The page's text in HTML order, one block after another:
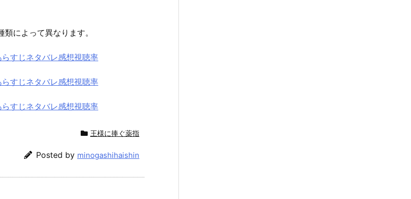
によって異なります。
すじネタバレ感想視聴率
すじネタバレ感想視聴率
すじネタバレ感想視聴率
王様に捧ぐ薬指
Posted by minogashihaishin